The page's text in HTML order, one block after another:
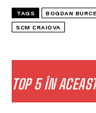
TOP 5 ÎN
TAGS BOGDAN
SCM CRAIOVA